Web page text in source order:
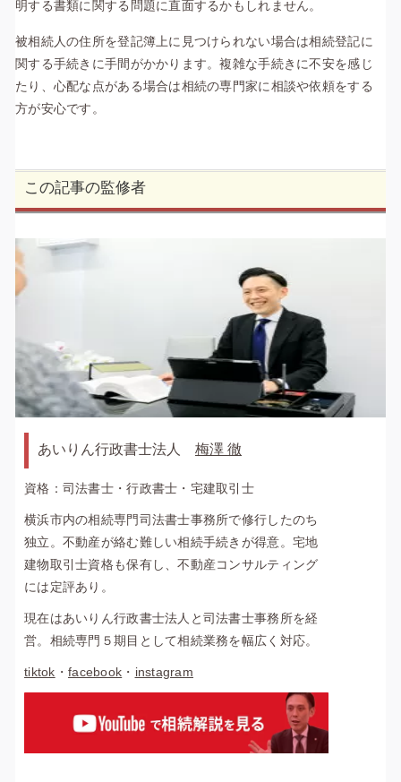
明する書類に関する問題に直面するかもしれません。
被相続人の住所を登記簿上に見つけられない場合は相続登記に
関する手続きに手間がかかります。複雑な手続きに不安を感じ
たり、心配な点がある場合は相続の専門家に相談や依頼をする
方が安心です。
この記事の監修者
あいりん行政書士法人 梅澤 徹
資格：司法書士・行政書士・宅建取引士
横浜市内の相続専門司法書士事務所で修行したのち
独立。不動産が絡む難しい相続手続きが得意。宅地
建物取引士資格も保有し、不動産コンサルティング
には定評あり。
現在はあいりん行政書士法人と司法書士事務所を経
営。相続専門５期目として相続業務を幅広く対応。
tiktok ・ facebook ・ instagram